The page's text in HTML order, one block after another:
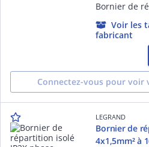
Voir les
fabricant
Connectez-vous pour voir
LEGRAND
Bornier de
4x1,5mm² à